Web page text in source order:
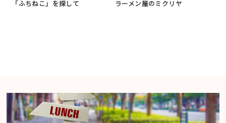
「ふちねこ」を探して
ラーメン屋のミクリヤ